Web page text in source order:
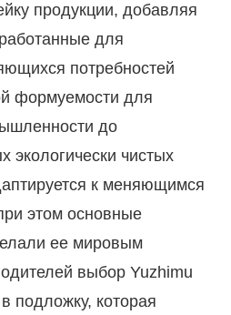
продукции, добавляя
для
потребностей
формуемости для
до
экологически чистых
к меняющимся
этом основные
ее мировым
выбор Yuzhimu
подложку, которая